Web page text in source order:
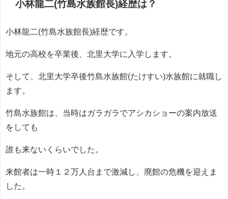
小林龍二(竹島水族館長)経歴は？
小林龍二(竹島水族館長)経歴です。
地元の高校を卒業後、北里大学に入学します。
そして、北里大学卒後竹島水族館(たけすい)水族館に就職し
ます。
竹島水族館は、当時はガラガラでアシカショーの案内放送
をしても
誰も来ないくらいでした。
来館者は一時１２万人台まで激減し、廃館の危機を迎えま
した。